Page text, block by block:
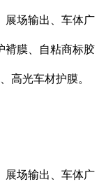
展场输出、车体广
褙膜、自粘商标胶
高光车材护膜。
展场输出、车体广